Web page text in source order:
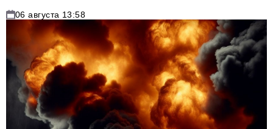
06 августа 13:58